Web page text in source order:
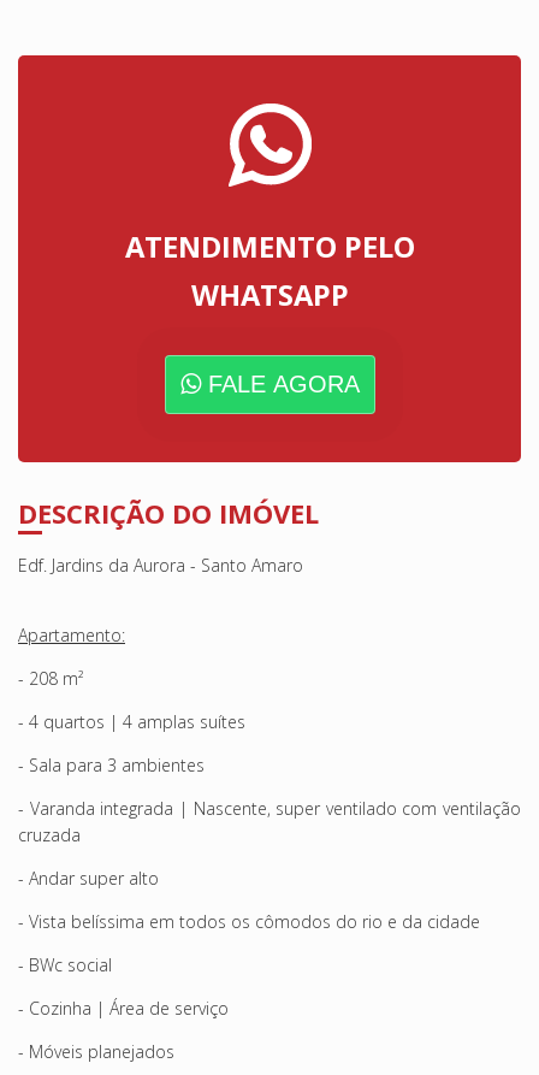
ATENDIMENTO PELO
WHATSAPP
FALE AGORA
DESCRIÇÃO DO IMÓVEL
Edf. Jardins da Aurora - Santo Amaro
Apartamento:
- 208 m²
- 4 quartos | 4 amplas suítes
- Sala para 3 ambientes
- Varanda integrada | Nascente, super ventilado com ventilação
cruzada
- Andar super alto
- Vista belíssima em todos os cômodos do rio e da cidade
- BWc social
- Cozinha | Área de serviço
- Móveis planejados